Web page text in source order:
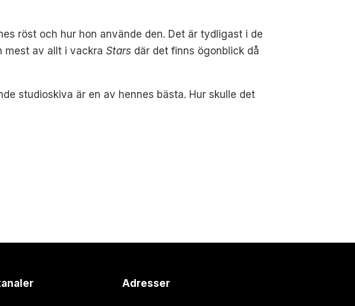
röst och hur hon använde den. Det är tydligast i de
mest av allt i vackraStars där det finns ögonblick då
studioskiva är en av hennes bästa. Hur skulle det
Adresser